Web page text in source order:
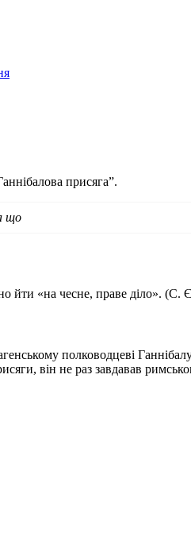
присяга”.
що
йти «на чесне, праве діло». (С.
полководцеві
він не раз завдавав